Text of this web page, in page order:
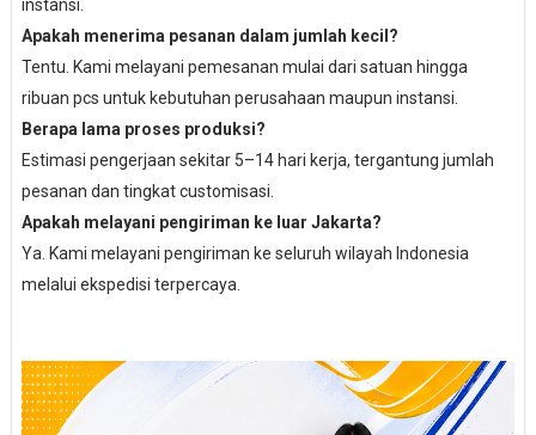
instansi.
Apakah menerima pesanan dalam jumlah kecil?
Tentu. Kami melayani pemesanan mulai dari satuan hingga
ribuan pcs untuk kebutuhan perusahaan maupun instansi.
Berapa lama proses produksi?
Estimasi pengerjaan sekitar 5–14 hari kerja, tergantung jumlah
pesanan dan tingkat customisasi.
Apakah melayani pengiriman ke luar Jakarta?
Ya. Kami melayani pengiriman ke seluruh wilayah Indonesia
melalui ekspedisi terpercaya.